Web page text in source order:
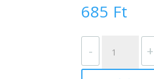
685 Ft
-
BLOSSOM
szalvéta
+